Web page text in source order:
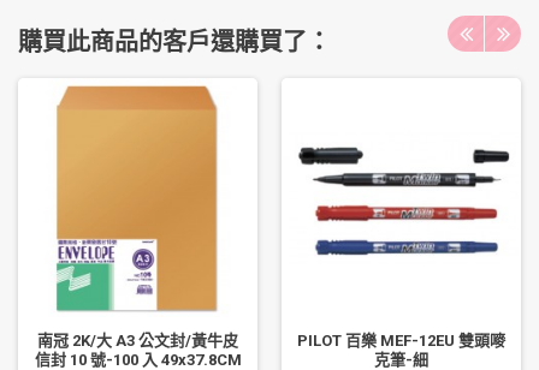
購買此商品的客戶還購買了：
南冠 2K/大 A3 公文封/黃牛皮
信封 10 號-100 入 49x37.8CM
PILOT 百樂 MEF-12EU 雙頭嘜
克筆-細